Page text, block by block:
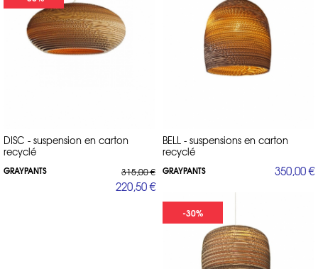
DISC - suspension en carton
recyclé
GRAYPANTS 315,00 €
220,50 €
BELL - suspensions en carton
recyclé
GRAYPANTS 350,00 €
-30%